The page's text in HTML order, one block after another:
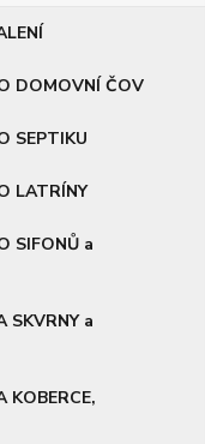
DOMOVNÍ ČOV
SEPTIKU
LATRÍNY
SIFONŮ a
SKVRNY a
KOBERCE,